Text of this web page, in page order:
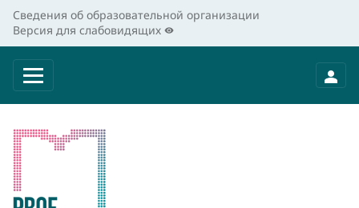
Сведения об образовательной организации
Версия для слабовидящих